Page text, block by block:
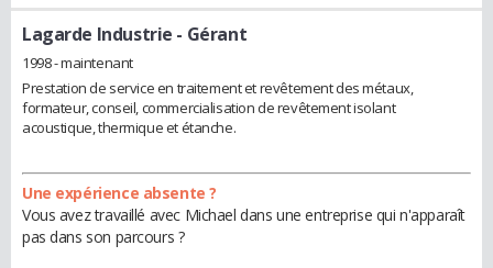
Lagarde Industrie - Gérant
1998 - maintenant
Prestation de service en traitement et revêtement des métaux,
formateur, conseil, commercialisation de revêtement isolant
acoustique, thermique et étanche.
Une expérience absente ?
Vous avez travaillé avec Michael dans une entreprise qui n'apparaît
pas dans son parcours ?